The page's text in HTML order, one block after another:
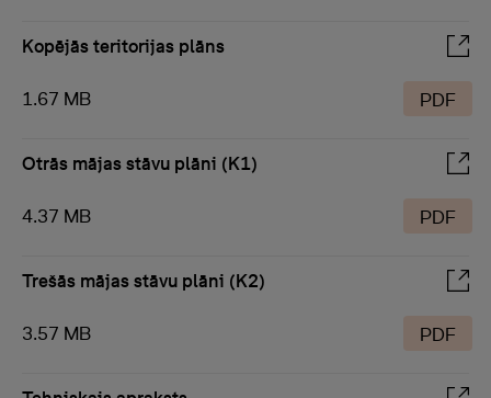
Kopējās teritorijas plāns
1.67 MB PDF
Otrās mājas stāvu plāni (K1)
4.37 MB PDF
Trešās mājas stāvu plāni (K2)
3.57 MB PDF